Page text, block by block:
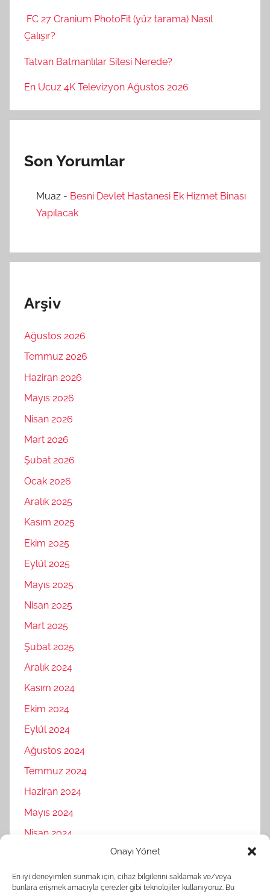
Onayı Yönet
En iyi deneyimleri sunmak için, cihaz bilgilerini saklamak ve/veya
bunlara erişmek amacıyla çerezler gibi teknolojiler kullanıyoruz. Bu
FC 27 Cranium PhotoFit (yüz tarama) Nasıl
Çalışır?
Tatvan Batmanlılar Sitesi Nerede?
En Ucuz 4K Televizyon Ağustos 2026
Son Yorumlar
Muaz - Besni Devlet Hastanesi Ek Hizmet Binası
Yapılacak
Arşiv
Ağustos 2026
Temmuz 2026
Haziran 2026
Mayıs 2026
Nisan 2026
Mart 2026
Şubat 2026
Ocak 2026
Aralık 2025
Kasım 2025
Ekim 2025
Eylül 2025
Mayıs 2025
Nisan 2025
Mart 2025
Şubat 2025
Aralık 2024
Kasım 2024
Ekim 2024
Eylül 2024
Ağustos 2024
Temmuz 2024
Haziran 2024
Mayıs 2024
Nisan 2024
Şubat 2024